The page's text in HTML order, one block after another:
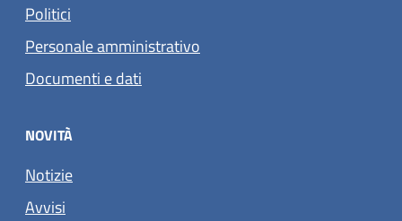
Politici
Personale amministrativo
Documenti e dati
NOVITÀ
Notizie
Avvisi